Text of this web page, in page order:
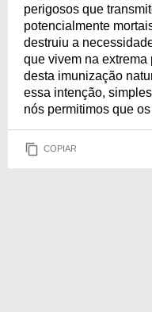
perigosos que
potencialmente
destruiu a
que vivem na
desta imunização
essa intenção,
nós permitimos que
COPIAR